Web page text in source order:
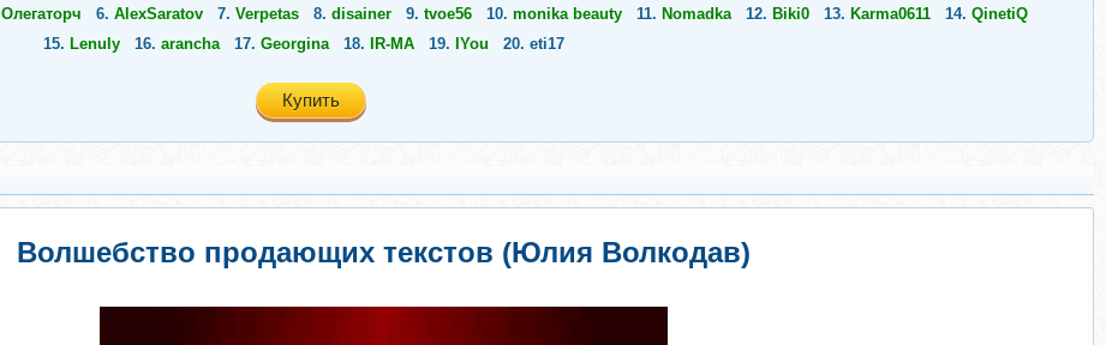
Олегаторч 6. AlexSaratov 7. Verpetas 8. disainer 9. tvoe56 10. monika beauty 11. Nomadka 12. Biki0 13. Karma0611 14. QinetiQ
15. Lenuly 16. arancha 17. Georgina 18. IR-MA 19. IYou 20. eti17
Купить
Волшебство продающих текстов (Юлия Волкодав)